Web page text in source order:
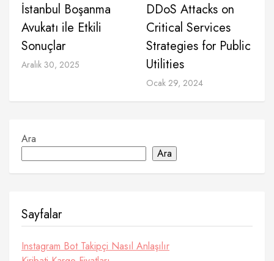
İstanbul Boşanma
Avukatı ile Etkili
Sonuçlar
Aralık 30, 2025
DDoS Attacks on
Critical Services
Strategies for Public
Utilities
Ocak 29, 2024
Ara
Ara
Sayfalar
Instagram Bot Takipçi Nasıl Anlaşılır